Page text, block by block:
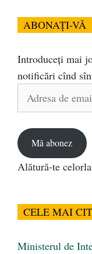
ABONAȚI-VĂ
Introduceți mai
notificări cînd
Mă abonez
Alătură-te
CELE MAI
Ministerul de